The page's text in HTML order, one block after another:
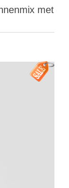
met